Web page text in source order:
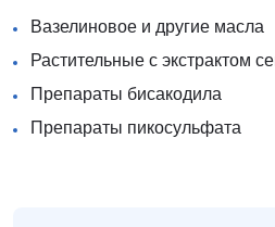
Вазелиновое и другие масла
Растительные с экстрактом
Препараты бисакодила
Препараты пикосульфата